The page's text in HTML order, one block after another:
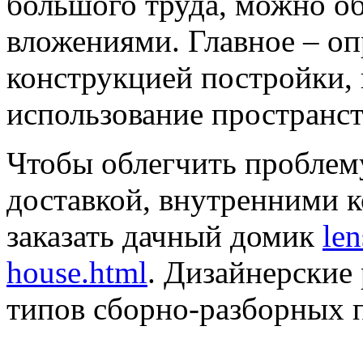
вложениями. Главное –
конструкцией
использование
Чтобы облегчить
доставкой,
заказать дачный домик
house.html.
типов сборно-разборных